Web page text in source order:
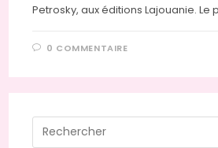
Petrosky, aux éditions Lajouanie. Le
0 COMMENTAIRE